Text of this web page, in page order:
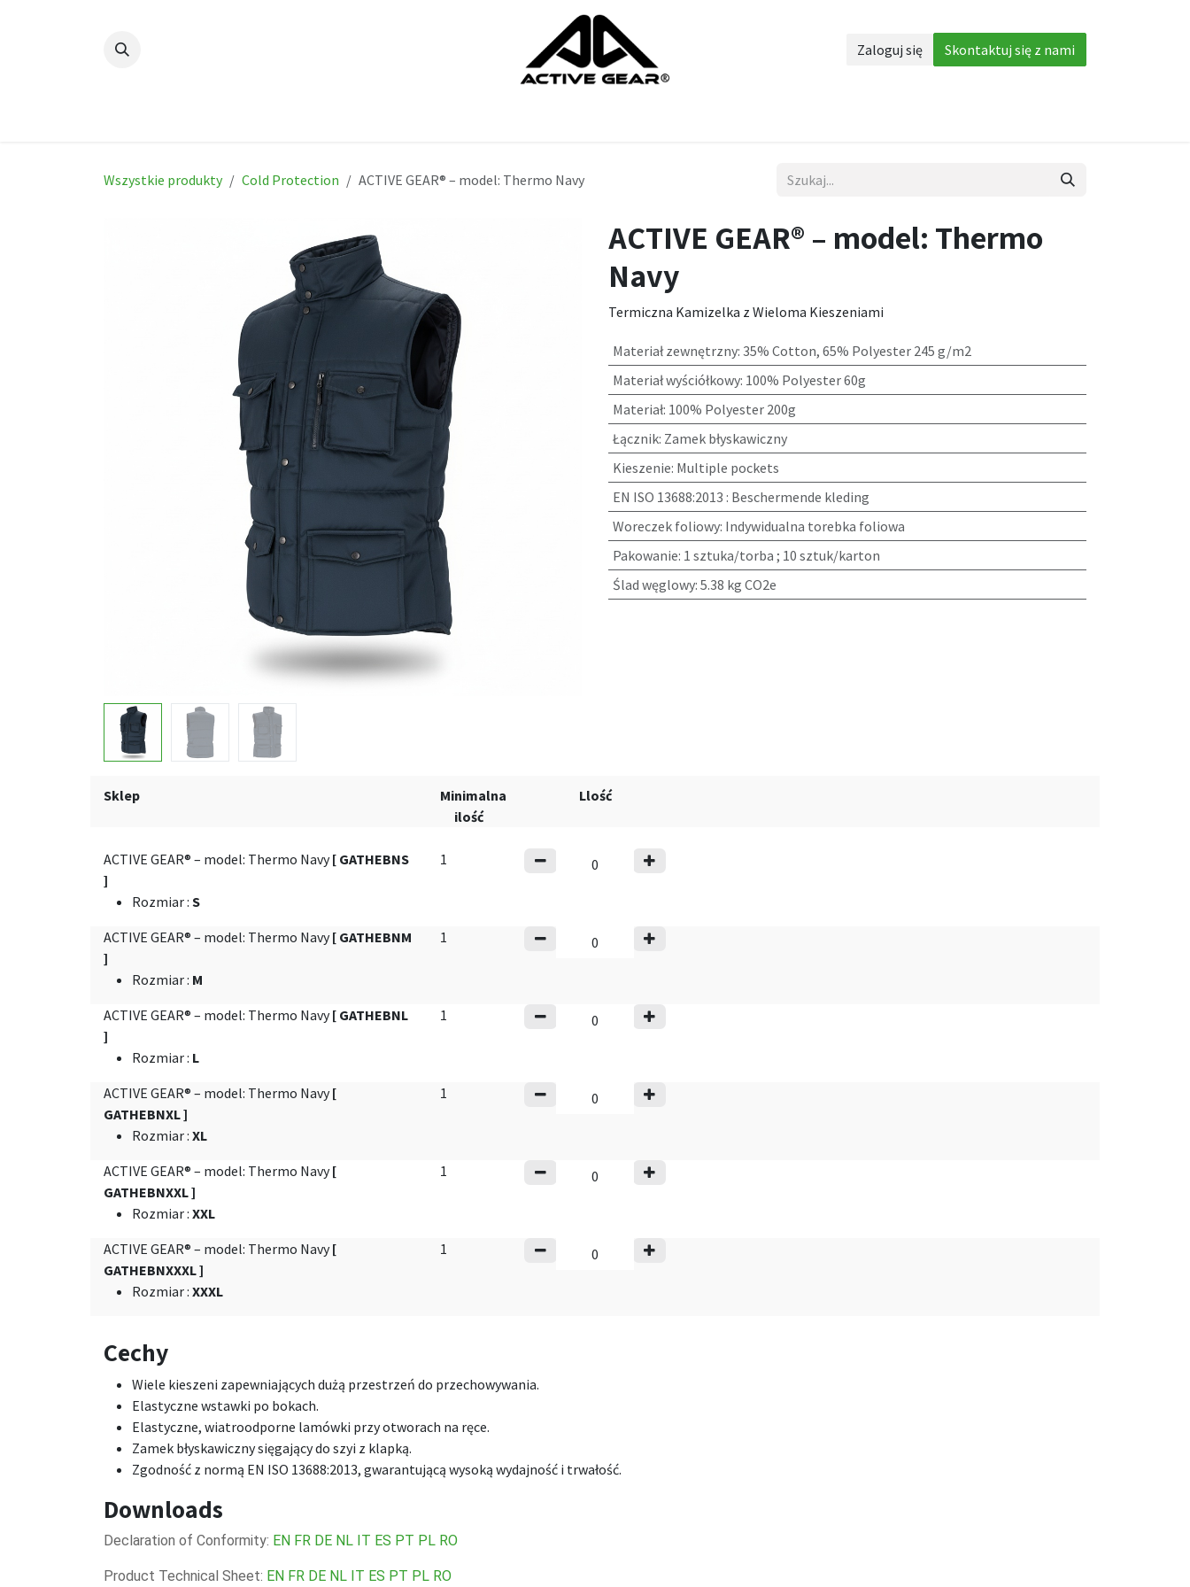
Zaloguj się Skontaktuj się z nami
Wszystkie produkty Cold Protection ACTIVE GEAR® – model: Thermo Navy
ACTIVE GEAR® – model: Thermo
Navy
Termiczna Kamizelka z Wieloma Kieszeniami
Materiał zewnętrzny: 35% Cotton, 65% Polyester 245 g/m2
Materiał wyściółkowy: 100% Polyester 60g
Materiał: 100% Polyester 200g
Łącznik: Zamek błyskawiczny
Kieszenie: Multiple pockets
EN ISO 13688:2013 : Beschermende kleding
Woreczek foliowy: Indywidualna torebka foliowa
Pakowanie: 1 sztuka/torba ; 10 sztuk/karton
Ślad węglowy: 5.38 kg CO2e
Sklep
Minimalna
ilość
Llość
ACTIVE GEAR® – model: Thermo Navy[ GATHEBNS
]
Rozmiar: S
1
ACTIVE GEAR® – model: Thermo Navy[ GATHEBNM
]
Rozmiar: M
1
ACTIVE GEAR® – model: Thermo Navy[ GATHEBNL
]
Rozmiar: L
1
ACTIVE GEAR® – model: Thermo Navy[
GATHEBNXL ]
Rozmiar: XL
1
ACTIVE GEAR® – model: Thermo Navy[
GATHEBNXXL ]
Rozmiar: XXL
1
ACTIVE GEAR® – model: Thermo Navy[
GATHEBNXXXL ]
Rozmiar: XXXL
1
Cechy
Wiele kieszeni zapewniających dużą przestrzeń do przechowywania.
Elastyczne wstawki po bokach.
Elastyczne, wiatroodporne lamówki przy otworach na ręce.
Zamek błyskawiczny sięgający do szyi z klapką.
Zgodność z normą EN ISO 13688:2013, gwarantującą wysoką wydajność i trwałość.
Downloads
Declaration of Conformity: EN FR DE NL IT ES PT PL RO
Product Technical Sheet: EN FR DE NL IT ES PT PL RO